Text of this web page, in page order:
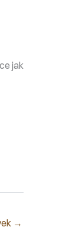
jak
→